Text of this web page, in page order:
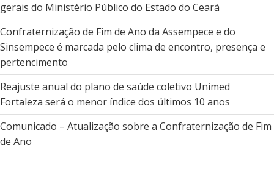
gerais do Ministério Público do Estado do Ceará
Confraternização de Fim de Ano da Assempece e do
Sinsempece é marcada pelo clima de encontro, presença e
pertencimento
Reajuste anual do plano de saúde coletivo Unimed
Fortaleza será o menor índice dos últimos 10 anos
Comunicado – Atualização sobre a Confraternização de Fim
de Ano